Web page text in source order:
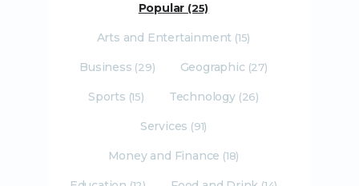
Popular (25)
Arts and Entertainment (15)
Business (29) Geographic (27)
Sports (15) Technology (26)
Services (91)
Money and Finance (18)